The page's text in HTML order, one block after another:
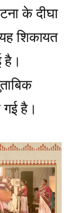
के दीघा
शिकायत
है।
गई है।